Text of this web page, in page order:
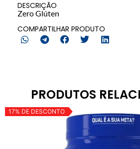
DESCRIÇÃO
Zero Glúten
COMPARTILHAR PRODUTO
PRODUTOS
17% DE DESCONTO